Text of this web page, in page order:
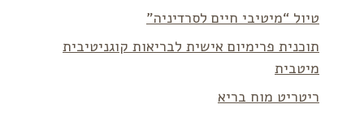
טיול “מיטיבי חיים לסרדיניה”
תוכנית פרימיום אישית לבריאות קוגניטיבית
מיטבית
ריטריט מוח בריא